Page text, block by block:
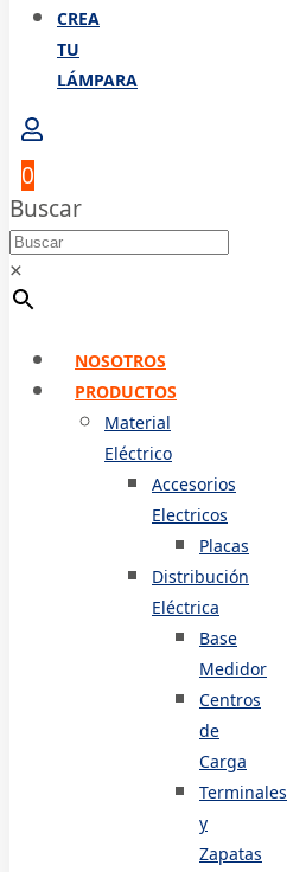
CREA
TU
LÁMPARA
0
Buscar
×
NOSOTROS
PRODUCTOS
Material
Eléctrico
Accesorios
Electricos
Placas
Distribución
Eléctrica
Base
Medidor
Centros
de
Carga
Terminales
y
Zapatas